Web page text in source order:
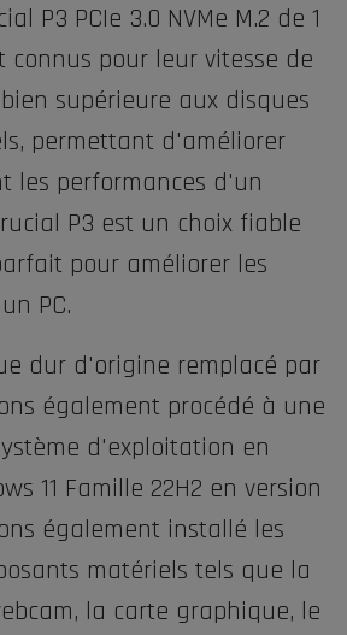
P3 PCIe 3.0 NVMe M.2 de 1
connus pour leur vitesse de
supérieure aux disques
permettant d'améliorer
les performances d'un
P3 est un choix fiable
pour améliorer les
PC.
dur d'origine remplacé par
également procédé à une
d'exploitation en
11 Famille 22H2 en version
également installé les
matériels tels que la
la carte graphique, le